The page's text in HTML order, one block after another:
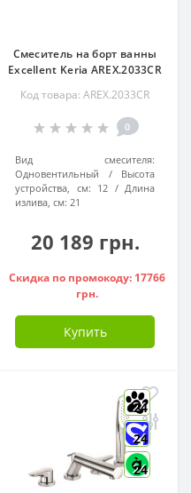
Смеситель на борт ванны
Excellent Keria AREX.2033CR
Код товара: AREX.2033CR
0
Вид смесителя:
Одновентильный
Высота
устройства, см: 12
Длина
излива, см: 21
20 189 грн.
Скидка по промокоду: 17766
грн.
Купить
24
24
24